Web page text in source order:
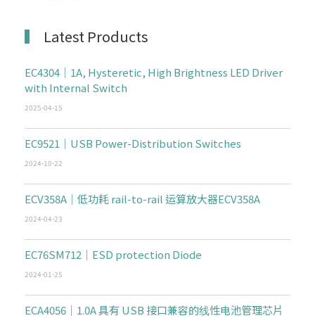
Latest Products
EC4304｜1A, Hysteretic, High Brightness LED Driver
with Internal Switch
2025-04-15
EC9521｜USB Power-Distribution Switches
2024-10-22
ECV358A｜低功耗 rail-to-rail 运算放大器ECV358A
2024-04-23
EC76SM712｜ESD protection Diode
2024-01-25
ECA4056｜1.0A 具有 USB 接口兼容的线性电池管理芯片